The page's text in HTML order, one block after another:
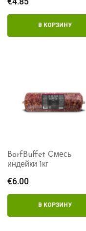
В КОРЗИНУ
BarfBuffet Смесь
индейки 1кг
€6.00
В КОРЗИНУ